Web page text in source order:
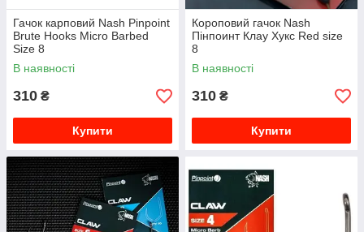
Гачок карповий Nash Pinpoint
Brute Hooks Micro Barbed
Size 8
В наявності
310 ₴
Купити
Короповий гачок Nash
Пінпоинт Клау Хукс Red size
8
В наявності
310 ₴
Купити